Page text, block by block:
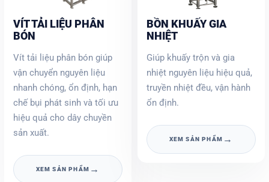
VÍT TẢI LIỆU PHÂN
BÓN
Vít tải liệu phân bón giúp
vận chuyển nguyên liệu
nhanh chóng, ổn định, hạn
chế bụi phát sinh và tối ưu
hiệu quả cho dây chuyền
sản xuất.
XEM SẢN PHẨM →
BỒN KHUẤY GIA
NHIỆT
Giúp khuấy trộn và gia
nhiệt nguyên liệu hiệu quả,
truyền nhiệt đều, vận hành
ổn định.
XEM SẢN PHẨM →